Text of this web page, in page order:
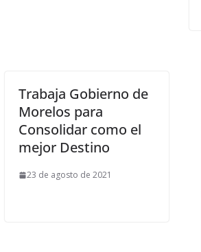
Trabaja Gobierno de
Morelos para
Consolidar como el
mejor Destino
23 de agosto de 2021